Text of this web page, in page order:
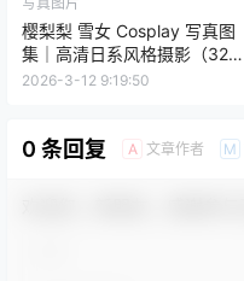
樱梨梨 雪女 Cosplay 写真图
集｜高清日系风格摄影（32P
｜178MB）
2026-3-12 9:19:50
0 条回复 A 文章作者 M